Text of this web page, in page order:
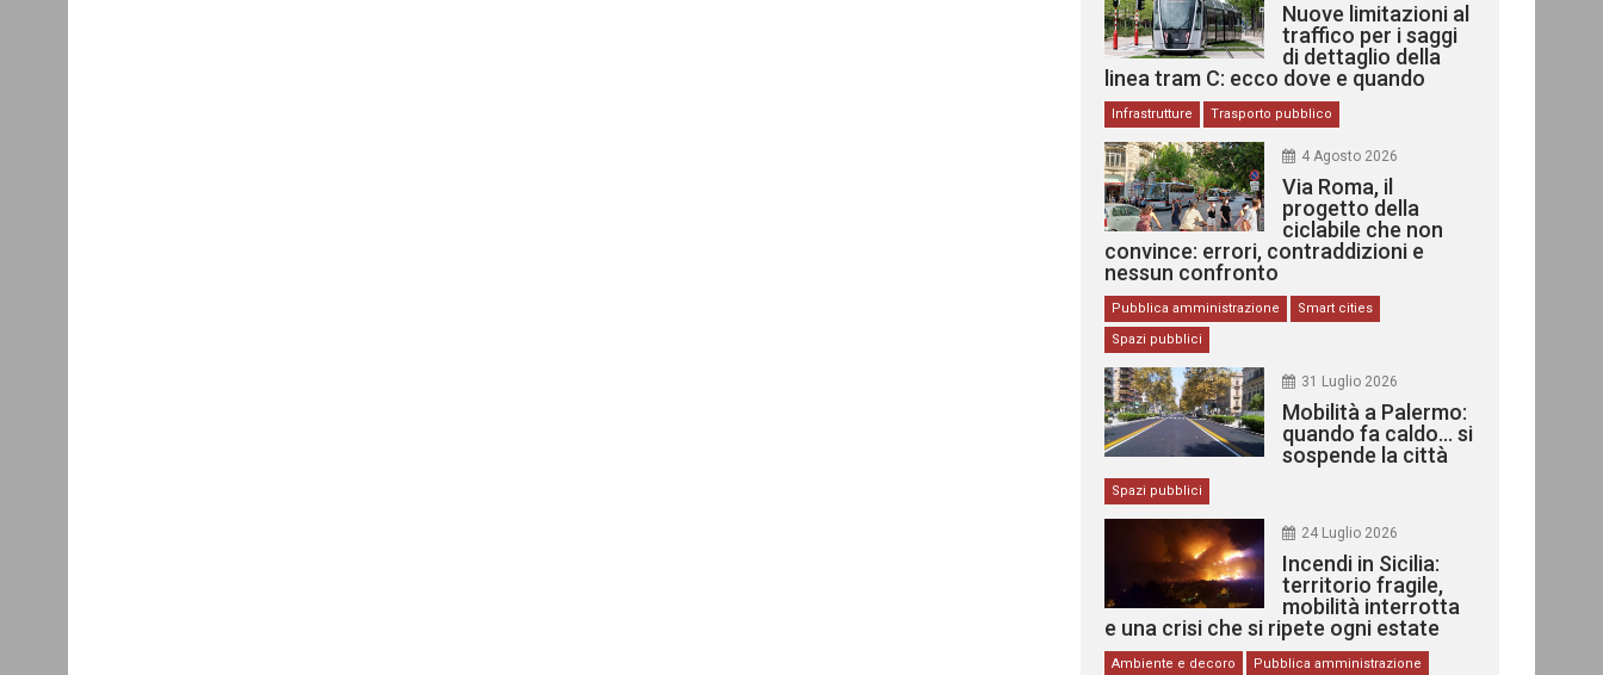
Nuove limitazioni al
traffico per i saggi
di dettaglio della
linea tram C: ecco dove e quando
Infrastrutture Trasporto pubblico
4 Agosto 2026
Via Roma, il
progetto della
ciclabile che non
convince: errori, contraddizioni e
nessun confronto
Pubblica amministrazione
Smart cities
Spazi pubblici
31 Luglio 2026
Mobilità a Palermo:
quando fa caldo… si
sospende la città
Spazi pubblici
24 Luglio 2026
Incendi in Sicilia:
territorio fragile,
mobilità interrotta
e una crisi che si ripete ogni estate
Ambiente e decoro Pubblica amministrazione